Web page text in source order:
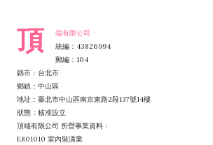
頂
端有限公司
統編：43826994
郵編：104
縣市：台北市
鄉鎮：中山區
地址：臺北市中山區南京東路2段137號14樓
狀態：核准設立
頂端有限公司 所營事業資料：
E801010 室內裝潢業